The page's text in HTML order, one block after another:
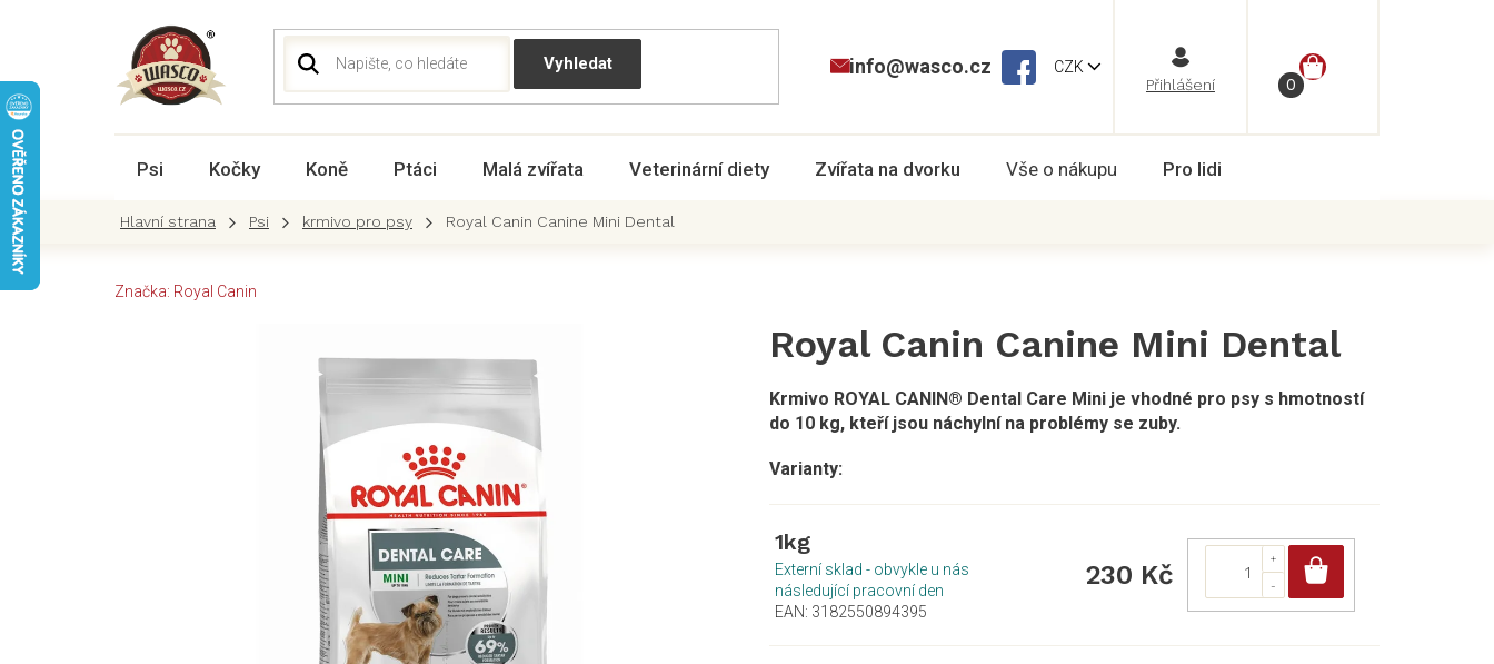
CZK
NÁKUPNÍ
info@wasco.cz
Psi Kočky Koně Ptáci Malá zvířata Veterinární diety Zvířata na dvorku Vše o nákupu Pro lidi
Psi krmivo pro psy Royal Canin Canine Mini Dental
Značka: Royal Canin
Krmivo ROYAL CANIN® Dental Care Mini je vhodné pro psy s hmotností
do 10 kg, kteří jsou náchylní na problémy se zuby.
Royal Canin Canine Mini Dental
1kg
Externí sklad - obvykle u nás
následující pracovní den
EAN: 3182550894395
230 Kč